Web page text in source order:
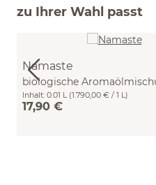
zu Ihrer Wahl passt
Namaste
biologische
Inhalt: 0.01 L (1.790,00 € / 1 L)
17,90 €